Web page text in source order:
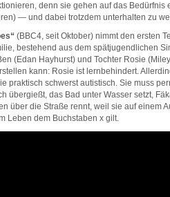
denn sie gehen auf das
— und dabei trotzdem unterhalten zu
(BBC4, seit Oktober) nimmt den ersten
bestehend aus dem spätjugendlichen
(Edan Hayhurst) und Tochter Rosie
kann: Rosie ist lernbehindert.
praktisch schwerst autistisch. Sie muss
übergießt, das Bad unter Wasser setzt,
über die Straße rennt, weil sie auf einem
Leben dem Buchstaben x gilt.